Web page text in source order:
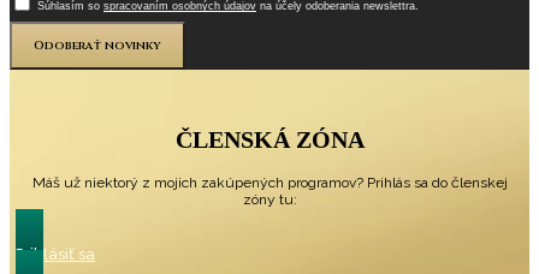
Súhlasím so spracovaním osobných údajov na účely odoberania newslettra.
Odoberať novinky
ČLENSKÁ ZÓNA
Máš už niektorý z mojich zakúpených programov? Prihlás sa do členskej
zóny tu:
Prihlásiť sa